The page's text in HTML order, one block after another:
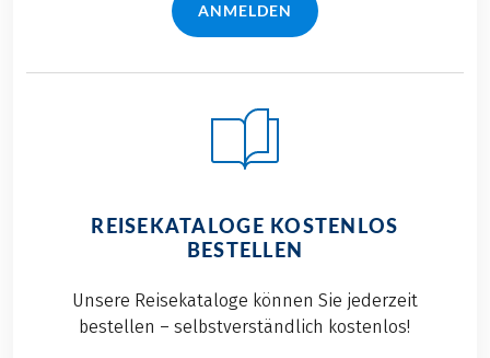
ANMELDEN
REISEKATALOGE KOSTENLOS
BESTELLEN
Unsere Reisekataloge können Sie jederzeit
bestellen – selbstverständlich kostenlos!